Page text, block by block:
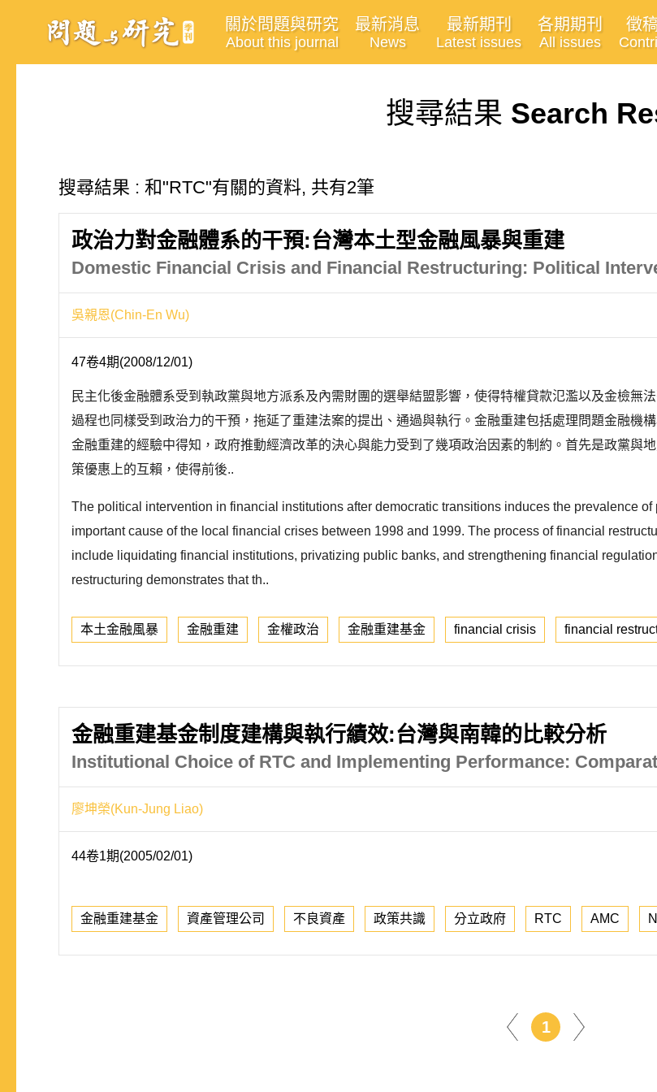
關於問題與研究
About this journal
最新消息
News
最新期刊
Latest issues
各期期刊
All issues
徵
搜尋結果 Search
搜尋結果 : 和"RTC"有關的資料, 共有2筆
政治力對金融體系的干預:台灣本土型金融風暴與重建
Domestic Financial Crisis and Financial Restructuring: Political
吳親恩(Chin-En Wu)
47卷4期(2008/12/01)
民主化後金融體系受到執政黨與地方派系及內需財團的選舉結盟影響，使得特權貸款氾濫以及金檢無
過程也同樣受到政治力的干預，拖延了重建法案的提出、通過與執行。金融重建包括處理問題金融機
金融重建的經驗中得知，政府推動經濟改革的決心與能力受到了幾項政治因素的制約。首先是政黨與
策優惠上的互賴，使得前後..
The political intervention in financial institutions after democratic transitions induces the prevalence
important cause of the local financial crises between 1998 and 1999. The process of financial
include liquidating financial institutions, privatizing public banks, and strengthening financial
restructuring demonstrates that th..
本土金融風暴 金融重建 金權政治 金融重建基金 financial crisis financial
金融重建基金制度建構與執行績效:台灣與南韓的比較分析
Institutional Choice of RTC and Implementing Performance:
廖坤榮(Kun-Jung Liao)
44卷1期(2005/02/01)
金融重建基金 資產管理公司 不良資產 政策共識 分立政府 RTC AMC
1